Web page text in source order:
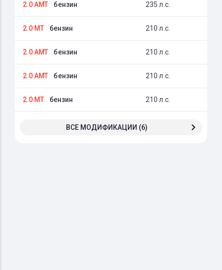
2.0 AMT бензин 235 л.с.
2.0 MT бензин 210 л.с.
2.0 AMT бензин 210 л.с.
2.0 AMT бензин 210 л.с.
2.0 MT бензин 210 л.с.
ВСЕ МОДИФИКАЦИИ (6)